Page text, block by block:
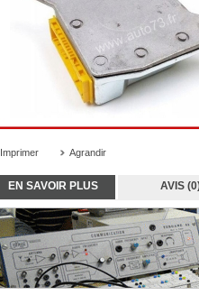
Imprimer Agrandir
EN SAVOIR PLUS AVIS